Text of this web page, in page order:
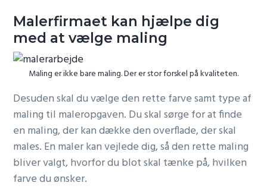
Malerfirmaet kan hjælpe dig
med at vælge maling
Maling er ikke bare maling. Der er stor forskel på kvaliteten.
Desuden skal du vælge den rette farve samt type af
maling til maleropgaven. Du skal sørge for at finde
en maling, der kan dække den overflade, der skal
males. En maler kan vejlede dig, så den rette maling
bliver valgt, hvorfor du blot skal tænke på, hvilken
farve du ønsker.